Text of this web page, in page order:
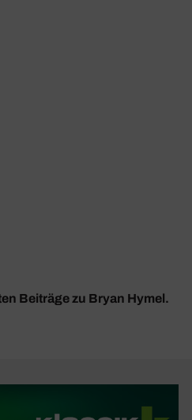
Beiträge zu Bryan Hymel.